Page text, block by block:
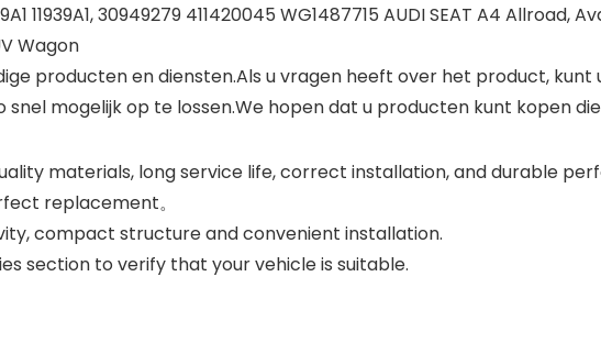
11939A1, 30949279 411420045 WG1487715 AUDI SEAT A4 Allroad,
Wagon
producten en diensten.Als u vragen heeft over het product,
mogelijk op te lossen.We hopen dat u producten kunt kopen
materials, long service life, correct installation, and durable
replacement。
compact structure and convenient installation.
section to verify that your vehicle is suitable.